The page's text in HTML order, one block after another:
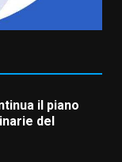
di arma
il piano
del